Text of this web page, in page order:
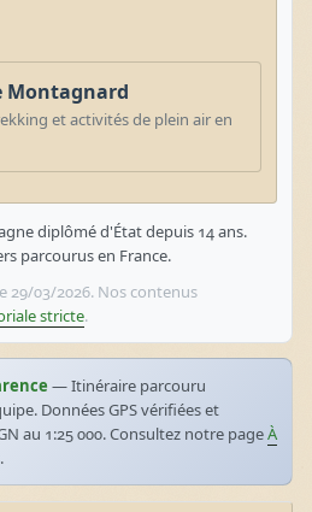
Montagnard
et activités de plein air en
parcourus en France.
stricte.
— Itinéraire parcouru
Données GPS vérifiées et
au 1:25 000. Consultez notre pageÀ